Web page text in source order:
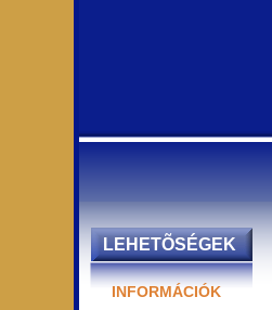
LEHETÕSÉGEK
INFORMÁCIÓK